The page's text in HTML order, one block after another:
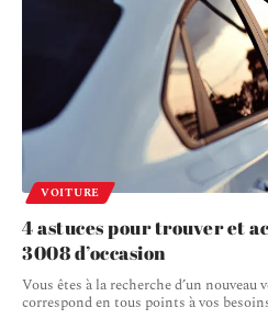
VOITURE
4 astuces pour trouver et
3008 d’occasion
Vous êtes à la recherche d’un nouveau
correspond en tous points à vos